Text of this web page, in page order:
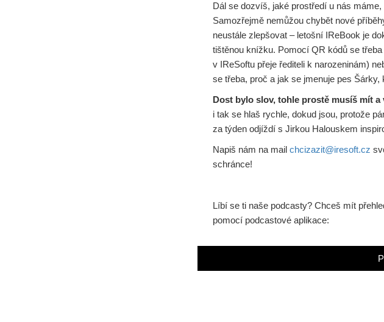
Dál se dozvíš, jaké prostředí u nás
Samozřejmě nemůžou chybět nové
neustále zlepšovat – letošní IReBook je
tištěnou knížku. Pomocí QR kódů se
v IReSoftu přeje řediteli k narozeninám)
se třeba, proč a jak se jmenuje pes
Dost bylo slov, tohle prostě musíš mít a
i tak se hlaš rychle, dokud jsou, protože
za týden odjíždí s Jirkou Halouskem
Napiš nám na mail chcizazit@iresoft.cz
schránce!
Líbí se ti naše podcasty? Chceš mít
pomocí podcastové aplikace: